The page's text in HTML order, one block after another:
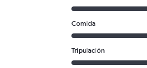
Comida
Tripulación